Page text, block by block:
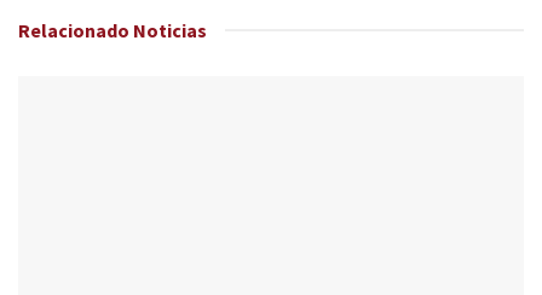
Relacionado Noticias